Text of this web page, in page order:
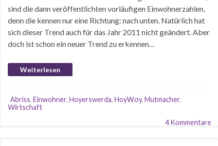
sind die dann veröffentlichten vorläufigen Einwohnerzahlen,
denn die kennen nur eine Richtung: nach unten. Natürlich hat
sich dieser Trend auch für das Jahr 2011 nicht geändert. Aber
doch ist schon ein neuer Trend zu erkennen…
Weiterlesen
Abriss, Einwohner, Hoyerswerda, HoyWoy, Mutmacher,
Wirtschaft
4 Kommentare